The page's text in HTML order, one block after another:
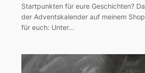
Startpunkten für eure Geschichten?
der Adventskalender auf meinem
für euch: Unter…